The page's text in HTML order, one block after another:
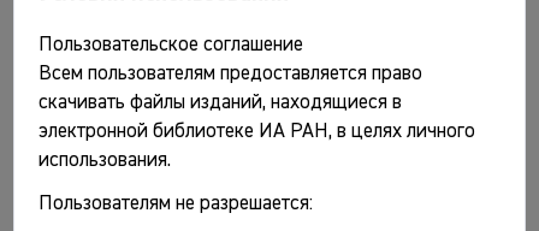
Пользовательское соглашение
Всем пользователям предоставляется право
скачивать файлы изданий, находящиеся в
электронной библиотеке ИА РАН, в целях личного
использования.
Пользователям не разрешается: